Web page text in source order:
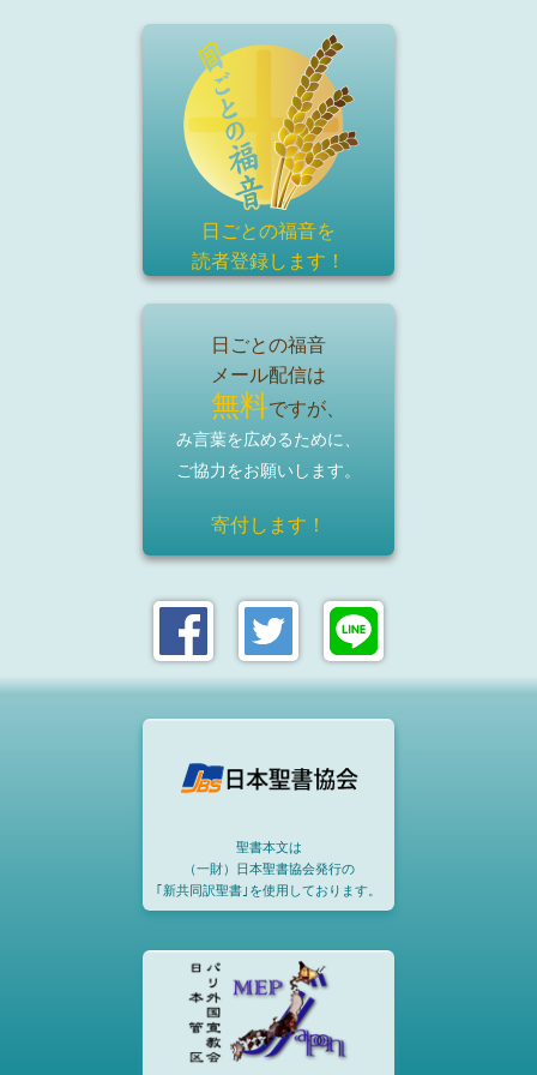
日ごとの福音を
読者登録します！
日ごとの福音
メール配信は
無料ですが、
み言葉を広めるために、
ご協力をお願いします。
寄付します！
聖書本文は
（一財）日本聖書協会発行の
｢新共同訳聖書｣を使用しております。